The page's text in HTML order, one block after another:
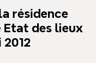
résidence
des lieux